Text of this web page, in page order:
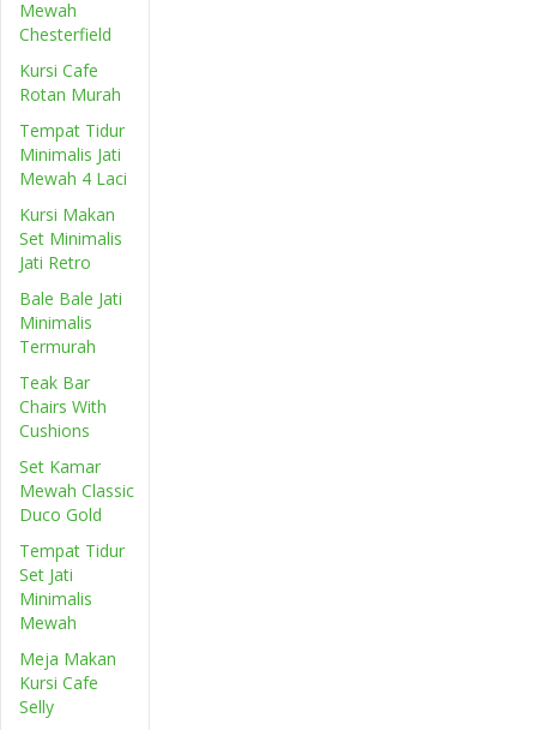
Mewah
Chesterfield
Kursi Cafe
Rotan Murah
Tempat Tidur
Minimalis Jati
Mewah 4 Laci
Kursi Makan
Set Minimalis
Jati Retro
Bale Bale Jati
Minimalis
Termurah
Teak Bar
Chairs With
Cushions
Set Kamar
Mewah Classic
Duco Gold
Tempat Tidur
Set Jati
Minimalis
Mewah
Meja Makan
Kursi Cafe
Selly